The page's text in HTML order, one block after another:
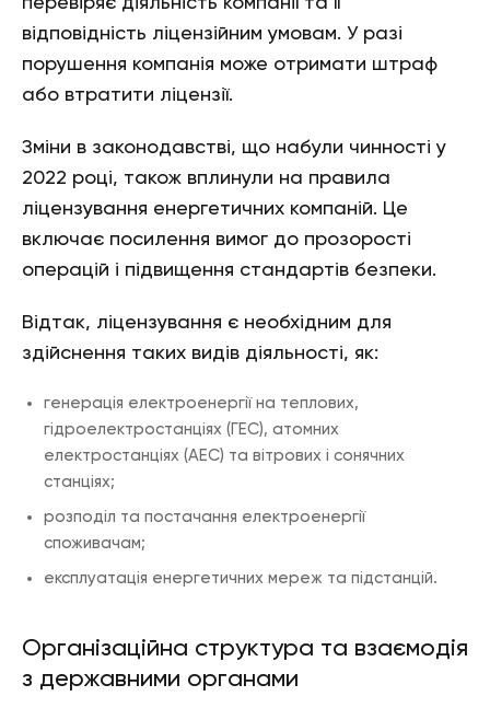
відповідність ліцензійним умовам. У разі
порушення компанія може отримати штраф
або втратити ліцензії.
Зміни в законодавстві, що набули чинності у
2022 році, також вплинули на правила
ліцензування енергетичних компаній. Це
включає посилення вимог до прозорості
операцій і підвищення стандартів безпеки.
Відтак, ліцензування є необхідним для
здійснення таких видів діяльності, як:
генерація електроенергії на теплових,
гідроелектростанціях (ГЕС), атомних
електростанціях (АЕС) та вітрових і сонячних
станціях;
розподіл та постачання електроенергії
споживачам;
експлуатація енергетичних мереж та підстанцій.
Організаційна структура та взаємодія
з державними органами